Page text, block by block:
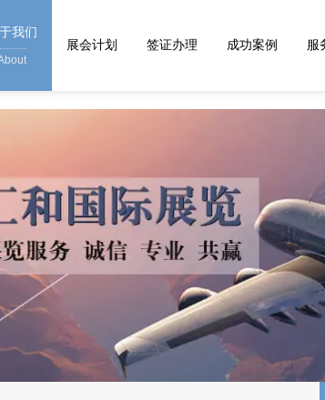
我们
展会计划 签证办理 成功案例 服